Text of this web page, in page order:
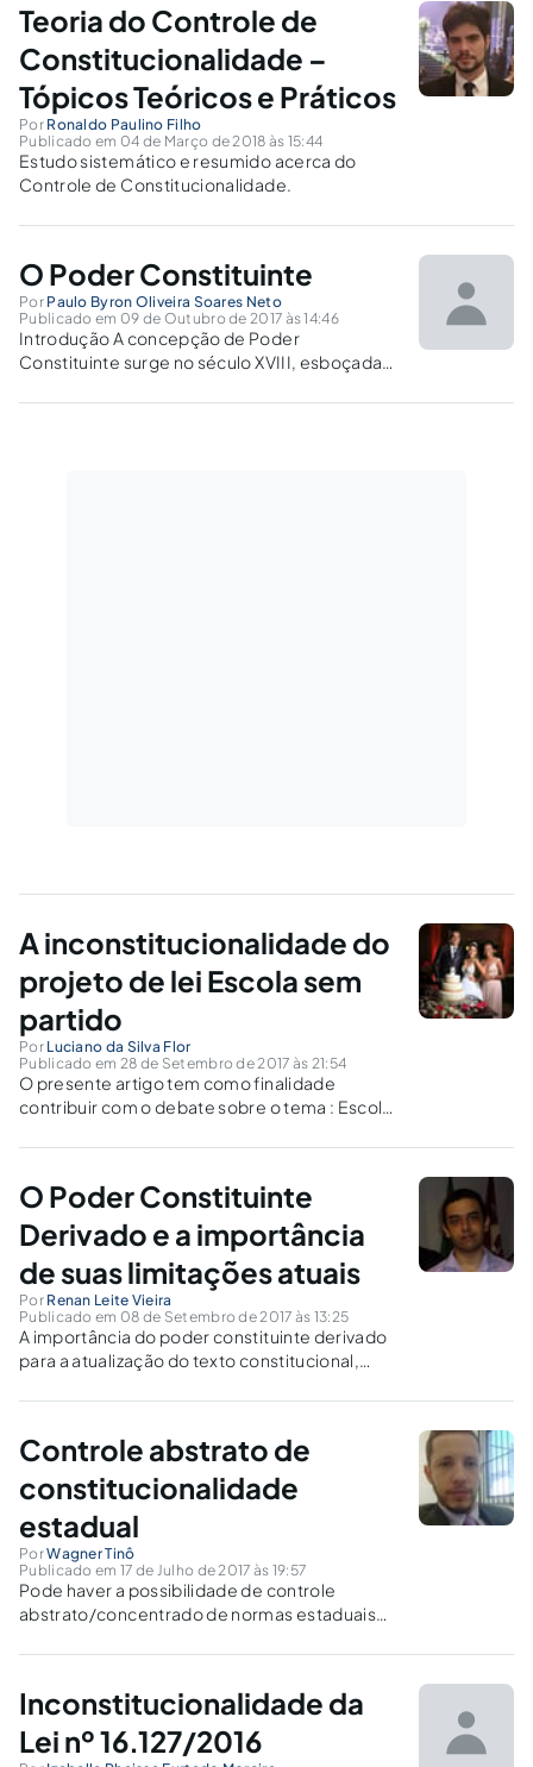
Teoria do Controle de
Constitucionalidade –
Tópicos Teóricos e Práticos
Por Ronaldo Paulino Filho
Publicado em 04 de Março de 2018 às 15:44
Estudo sistemático e resumido acerca do
Controle de Constitucionalidade.
O Poder Constituinte
Por Paulo Byron Oliveira Soares Neto
Publicado em 09 de Outubro de 2017 às 14:46
Introdução A concepção de Poder
Constituinte surge no século XVIII, esboçada
Revolução Francesa distribuíra, em forma de
A inconstitucionalidade do
projeto de lei Escola sem
partido
Por Luciano da Silva Flor
Publicado em 28 de Setembro de 2017 às 21:54
O presente artigo tem como finalidade
contribuir com o debate sobre o tema : Escola
proposto na câmara de vereadores do
O Poder Constituinte
Derivado e a importância
de suas limitações atuais
Por Renan Leite Vieira
Publicado em 08 de Setembro de 2017 às 13:25
A importância do poder constituinte derivado
para a atualização do texto constitucional,
contemporâneos, é indiscutível. Porém, mais
limites sejam observados, sob pena de seus
objetivos precípuos não serem alcançados.
Saiba um pouco mais sobre isso.
Controle abstrato de
constitucionalidade
estadual
PorWagner Tinô
Publicado em 17 de Julho de 2017 às 19:57
Pode haver a possibilidade de controle
abstrato/concentrado de normas estaduais
ou seja, não poderá ser utilizado como
para esse tipo de controle.
Inconstitucionalidade da
Lei nº 16.127/2016